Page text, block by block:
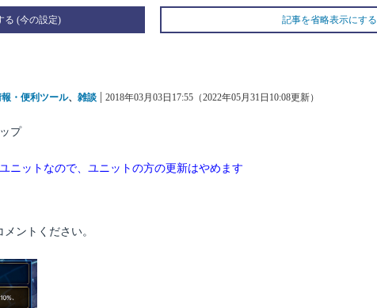
る 記事を省略表示にする
・便利ツール、 雑談
投
2018年03月03日17:55（2022年05月31日10:08更新）
プ
ニットなので、ユニットの方の更新はやめます
ントください。